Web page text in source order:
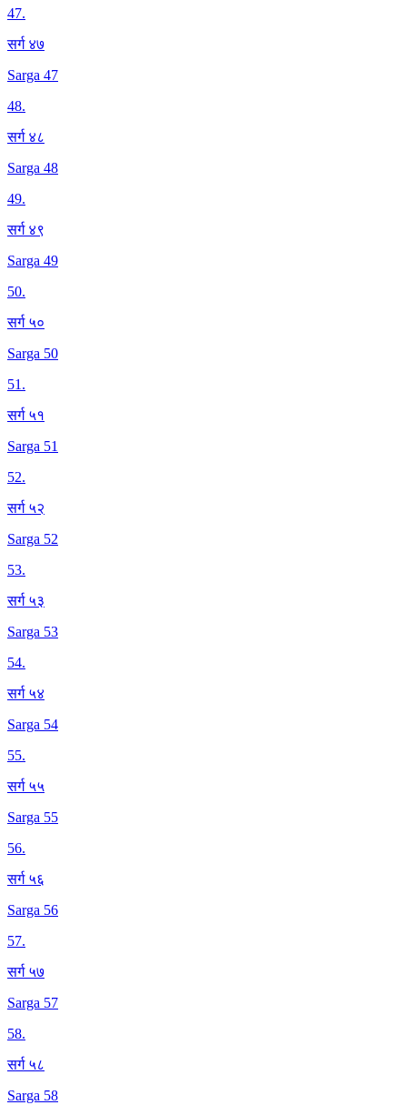
47.
सर्ग ४७
Sarga 47
48.
सर्ग ४८
Sarga 48
49.
सर्ग ४९
Sarga 49
50.
सर्ग ५०
Sarga 50
51.
सर्ग ५१
Sarga 51
52.
सर्ग ५२
Sarga 52
53.
सर्ग ५३
Sarga 53
54.
सर्ग ५४
Sarga 54
55.
सर्ग ५५
Sarga 55
56.
सर्ग ५६
Sarga 56
57.
सर्ग ५७
Sarga 57
58.
सर्ग ५८
Sarga 58